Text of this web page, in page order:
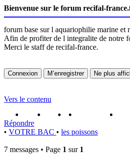
Bienvenue sur le forum recifal-
forum base sur l aquariophilie marine et
Afin de profiter de l integralite de notre
Merci le staff de recifal-france.
Vers le contenu
portail
forum faq m'enregister
Répondre
• VOTRE BAC • les poissons
7 messages • Page 1 sur 1